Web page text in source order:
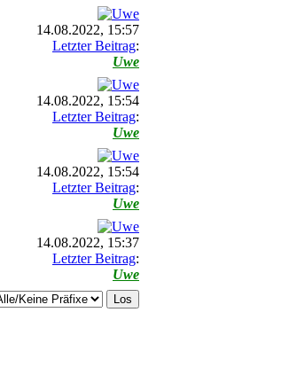
14.08.2022, 15:57
Letzter Beitrag:
Uwe
14.08.2022, 15:54
Letzter Beitrag:
Uwe
14.08.2022, 15:54
Letzter Beitrag:
Uwe
14.08.2022, 15:37
Letzter Beitrag:
Uwe